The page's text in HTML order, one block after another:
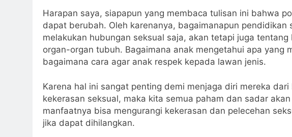
Harapan saya, siapapun yang membaca tulisan ini bahwa
dapat berubah. Oleh karenanya, bagaimanapun
melakukan hubungan seksual saja, akan tetapi juga
organ-organ tubuh. Bagaimana anak mengetahui apa yang
bagaimana cara agar anak respek kepada lawan jenis.
Karena hal ini sangat penting demi menjaga diri mereka
kekerasan seksual, maka kita semua paham dan sadar
manfaatnya bisa mengurangi kekerasan dan pelecehan
jika dapat dihilangkan.